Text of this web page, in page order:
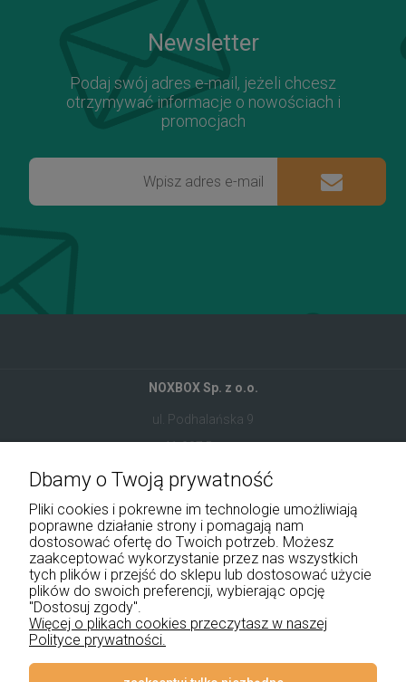
Newsletter
Podaj swój adres e-mail, jeżeli chcesz
otrzymywać informacje o nowościach i
promocjach
NOXBOX Sp. z o.o.
ul. Podhalańska 9
41-907 Bytom
+48 534 555 344
sklep@noxbox.pl
Pomoc
Płatności i dostawa
Dbamy o Twoją prywatność
Pliki cookies i pokrewne im technologie umożliwiają
poprawne działanie strony i pomagają nam
dostosować ofertę do Twoich potrzeb. Możesz
zaakceptować wykorzystanie przez nas wszystkich
tych plików i przejść do sklepu lub dostosować użycie
plików do swoich preferencji, wybierając opcję
"Dostosuj zgody".
Więcej o plikach cookies przeczytasz w naszej
Polityce prywatności.